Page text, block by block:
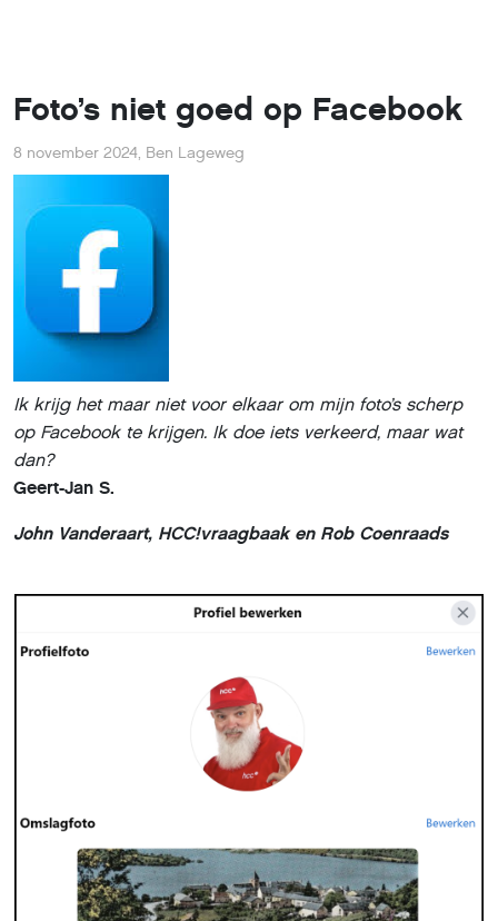
Foto’s niet goed op Facebook
8 november 2024, Ben Lageweg
Ik krijg het maar niet voor elkaar om mijn foto’s scherp
op Facebook te krijgen. Ik doe iets verkeerd, maar wat
dan?
Geert-Jan S.
John Vanderaart, HCC!vraagbaak en Rob Coenraads